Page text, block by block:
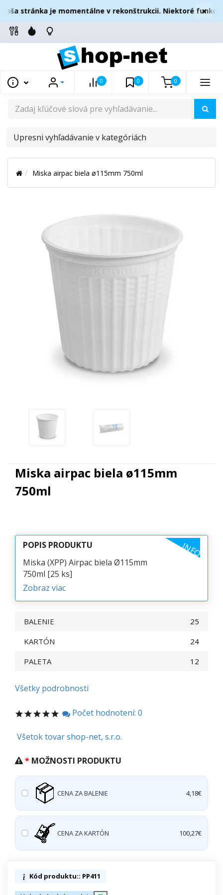
stránka je momentálne v rekonštrukcii. Niektoré ×
0 0 0
UPRESNI
V
KATEGÓRIÁCH
Miska airpac biela ø115mm 750ml
Miska airpac biela ø115mm
750ml
POPIS PRODUKTU INFO
Miska (XPP) Airpac biela Ø115mm
750ml [25 ks]
Zobraz viac
BALENIE
25
KARTÓN
24
PALETA
12
Všetky podrobnosti
Počet hodnotení: 0
Všetok tovar shop-net, s.r.o.
MOŽNOSTI PRODUKTU
CENA ZA BALENIE 4,18€
CENA ZA KARTÓN 100,27€
Kód produktu:: PP411